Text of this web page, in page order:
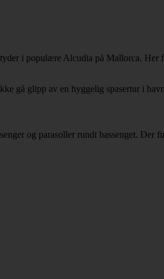
i populære Alcudia på Mallorca.
gå glipp av en hyggelig spasertur i
og parasoller rundt bassenget.